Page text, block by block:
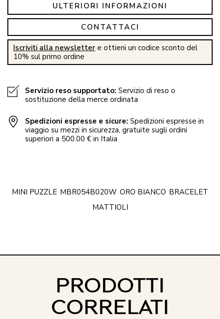
ULTERIORI INFORMAZIONI
CONTATTACI
Iscriviti alla newsletter e ottieni un codice sconto del
10% sul primo ordine
Servizio reso supportato: Servizio di reso o
sostituzione della merce ordinata
Spedizioni espresse e sicure: Spedizioni espresse in
viaggio su mezzi in sicurezza, gratuite sugli ordini
superiori a 500.00 € in Italia
MINI PUZZLE MBR054B020W ORO BIANCO BRACELET
MATTIOLI
PRODOTTI
CORRELATI